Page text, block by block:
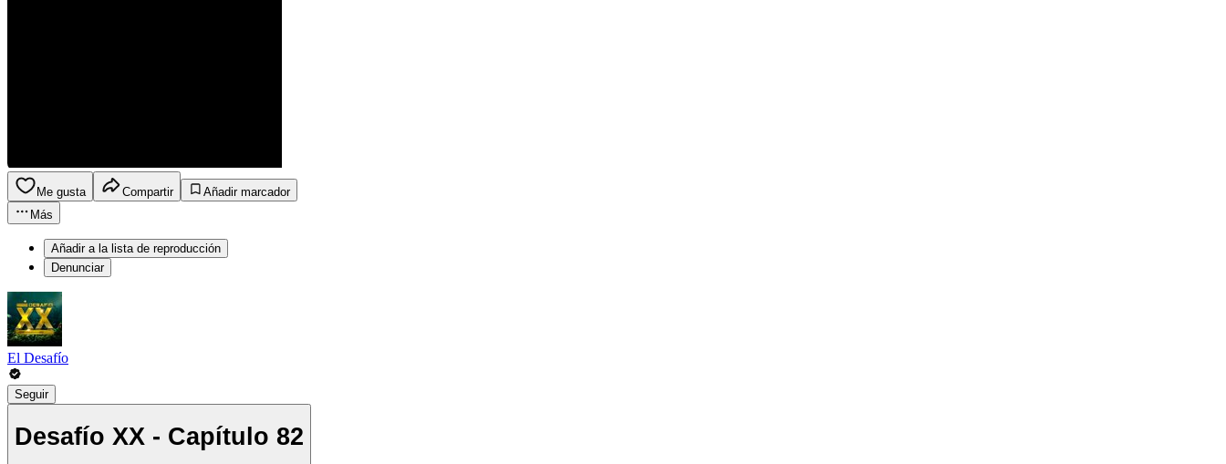
Me gusta Compartir
Añadir marcador
Más
Añadir a la lista de reproducción
Denunciar
El Desafío
Seguir
Desafío XX - Capítulo 82